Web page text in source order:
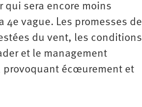
qui sera encore moins
vague. Les promesses de
du vent, les conditions
et le management
provoquant écœurement et